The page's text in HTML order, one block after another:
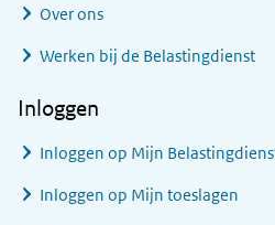
Over ons
Werken bij de Belastingdienst
Inloggen
Inloggen op Mijn
Inloggen op Mijn toeslagen